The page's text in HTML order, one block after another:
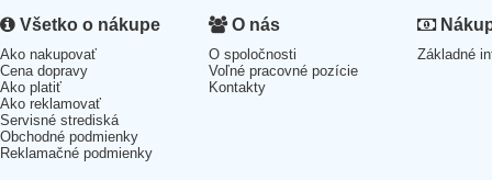
Všetko o nákupe
Ako nakupovať
Cena dopravy
Ako platiť
Ako reklamovať
Servisné strediská
Obchodné podmienky
Reklamačné podmienky
O nás
O spoločnosti
Voľné pracovné pozície
Kontakty
Základné